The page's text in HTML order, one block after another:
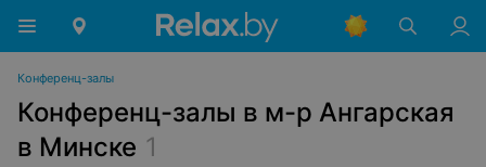
Конференц-залы
Конференц-залы в м-р Ангарская
в Минске 1